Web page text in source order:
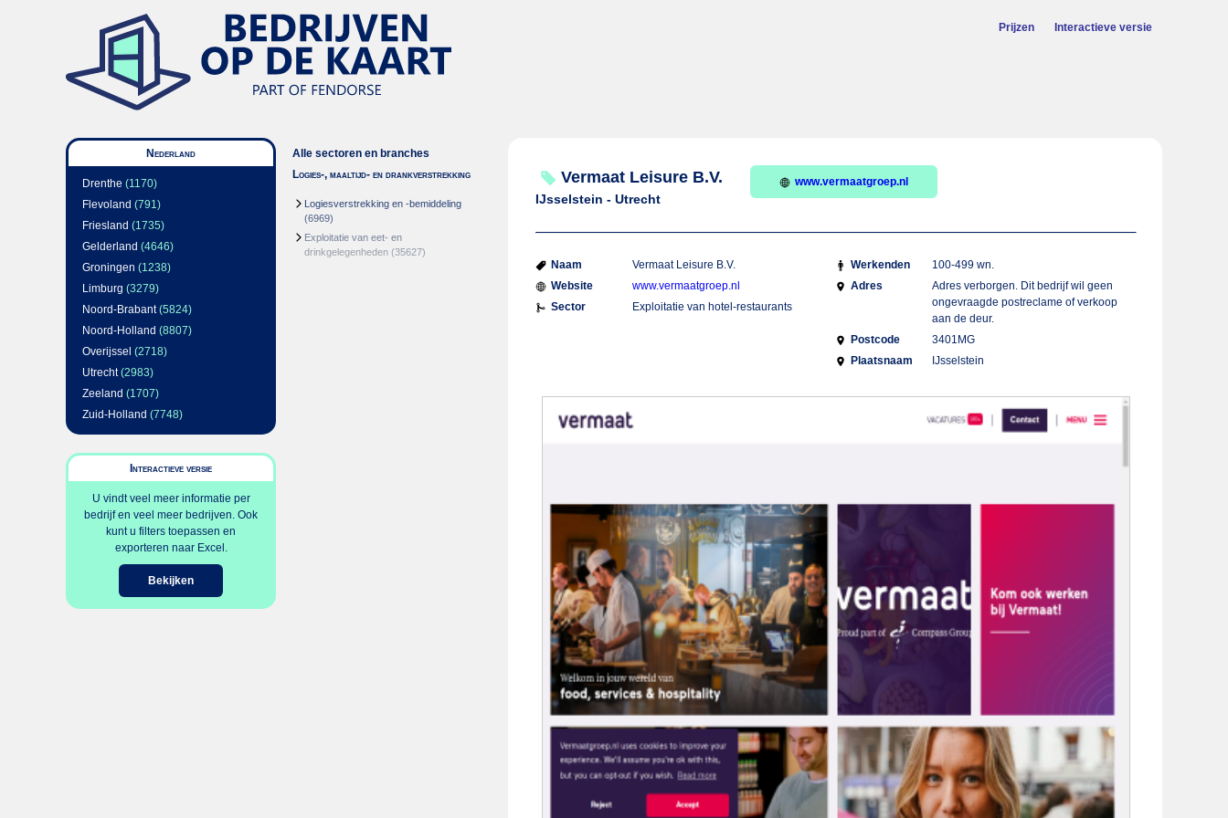
Prijzen Interactieve versie
Nederland
Drenthe (1170)
Flevoland (791)
Friesland (1735)
Gelderland (4646)
Groningen (1238)
Limburg (3279)
Noord-Brabant(5824)
Noord-Holland (8807)
Overijssel (2718)
Utrecht(2983)
Zeeland (1707)
Zuid-Holland (7748)
Interactieve versie
U vindt veel meer informatie per
bedrijf en veel meer bedrijven. Ook
kunt u filters toepassen en
exporteren naar Excel.
Bekijken
Alle sectoren en branches
Logies-, maaltijd- en drankverstrekking
Logiesverstrekking en -bemiddeling
(6969)
Exploitatie van eet- en
drinkgelegenheden (35627)
Vermaat Leisure B.V.
IJsselstein - Utrecht
www.vermaatgroep.nl
Naam
Vermaat Leisure B.V.
Website
www.vermaatgroep.nl
Sector
Exploitatie van hotel-restaurants
Werkenden
100-499 wn.
Adres
Adres verborgen. Dit bedrijf wil geen
ongevraagde postreclame of verkoop
aan de deur.
Postcode
3401MG
Plaatsnaam
IJsselstein